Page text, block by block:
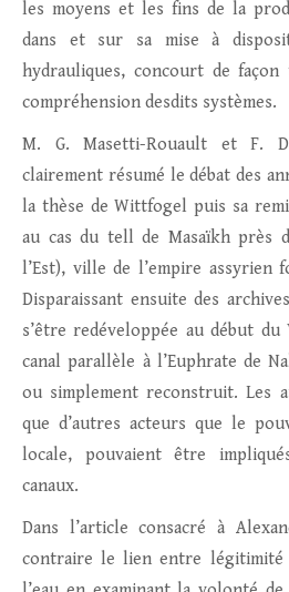
les moyens et les fins de la
dans et sur sa mise à
hydrauliques, concourt de
compréhension desdits systèmes.
M. G. Masetti-Rouault et F.
clairement résumé le débat des
la thèse de Wittfogel puis sa
au cas du tell de Masaïkh près
l’Est), ville de l’empire assyrien
Disparaissant ensuite des
s’être redéveloppée au début du
canal parallèle à l’Euphrate de
ou simplement reconstruit. Les
que d’autres acteurs que le
locale, pouvaient être
canaux.
Dans l’article consacré à
contraire le lien entre